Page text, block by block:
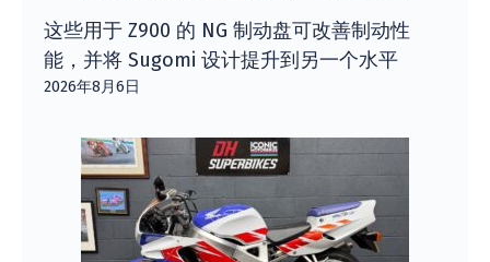
这些用于 Z900 的 NG 制动盘可改善制动性
能，并将 Sugomi 设计提升到另一个水平
2026年8月6日